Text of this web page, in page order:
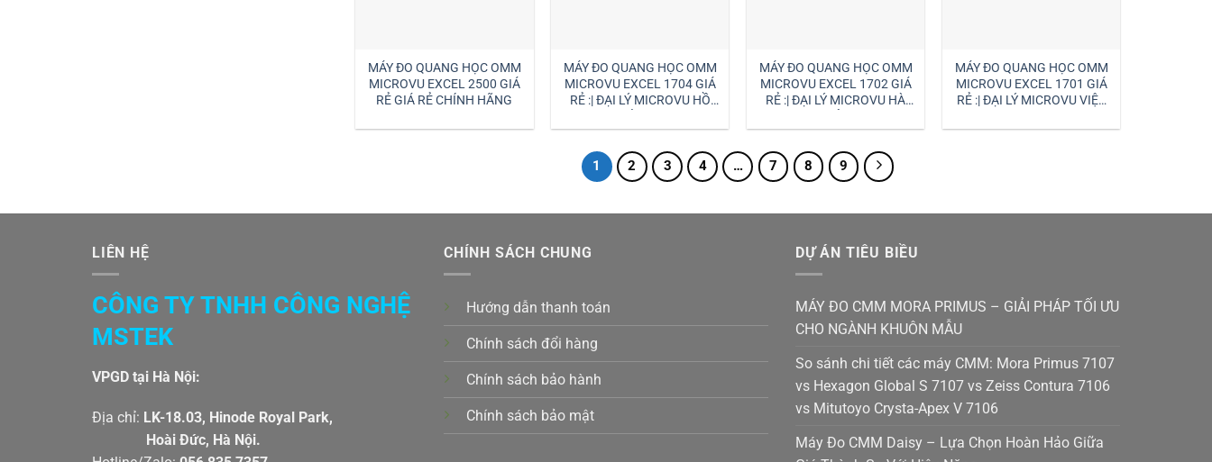
MÁY ĐO QUANG HỌC OMM
MICROVU EXCEL 2500 GIÁ
RẺ GIÁ RẺ CHÍNH HÃNG
MÁY ĐO QUANG HỌC OMM
MICROVU EXCEL 1704 GIÁ
RẺ :| ĐẠI LÝ MICROVU HỒ
MÁY ĐO QUANG HỌC OMM
MICROVU EXCEL 1702 GIÁ
RẺ :| ĐẠI LÝ MICROVU HÀ
MÁY ĐO QUANG HỌC OMM
MICROVU EXCEL 1701 GIÁ
RẺ :| ĐẠI LÝ MICROVU VIỆT
1 2 3 4 … 7 8 9
LIÊN HỆ
CÔNG TY TNHH CÔNG NGHỆ
MSTEK
VPGD tại Hà Nội:
Địa chỉ: LK-18.03, Hinode Royal Park,
Hoài Đức, Hà Nội.
CHÍNH SÁCH CHUNG
Hướng dẫn thanh toán
Chính sách đổi hàng
Chính sách bảo hành
Chính sách bảo mật
DỰ ÁN TIÊU BIỀU
MÁY ĐO CMM MORA PRIMUS – GIẢI PHÁP TỐI ƯU
CHO NGÀNH KHUÔN MẪU
So sánh chi tiết các máy CMM: Mora Primus 7107
vs Hexagon Global S 7107 vs Zeiss Contura 7106
vs Mitutoyo Crysta-Apex V 7106
Máy Đo CMM Daisy – Lựa Chọn Hoàn Hảo Giữa